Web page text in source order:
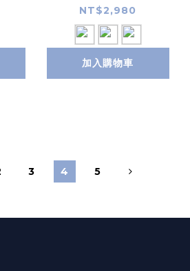
NT$2,980
加入購物車
3 4 5